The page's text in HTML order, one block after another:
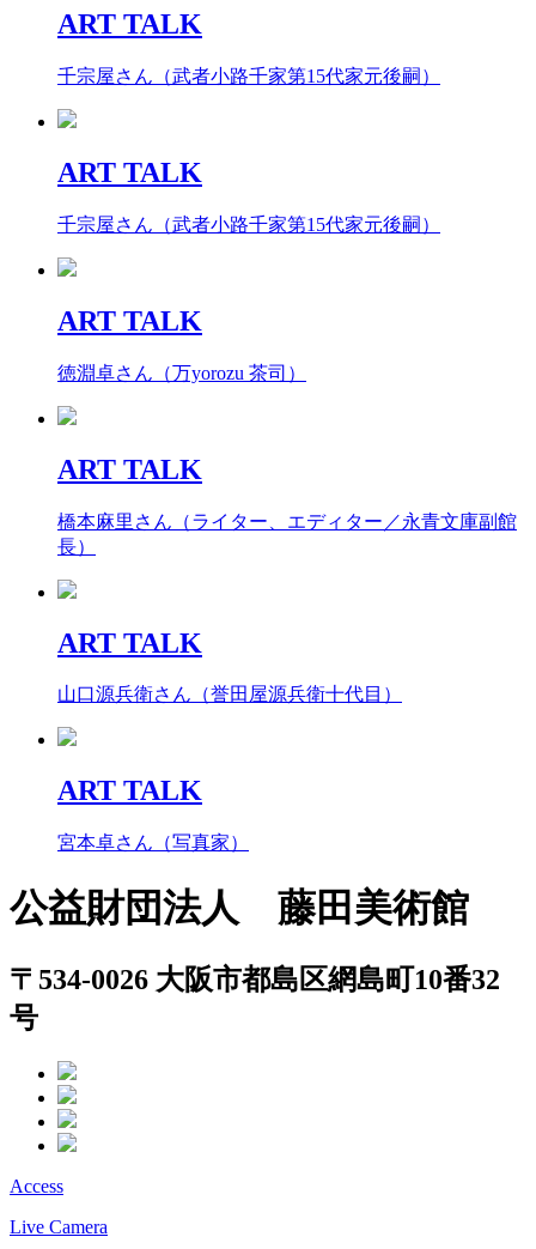
ART TALK
千宗屋さん（武者小路千家第15代家元後嗣）
ART TALK
千宗屋さん（武者小路千家第15代家元後嗣）
ART TALK
徳淵卓さん（万yorozu 茶司）
ART TALK
橋本麻里さん（ライター、エディター／永青文庫副館
長）
ART TALK
山口源兵衛さん（誉田屋源兵衛十代目）
ART TALK
宮本卓さん（写真家）
公益財団法人 藤田美術館
〒534-0026 大阪市都島区網島町10番32
号
Access
Live Camera